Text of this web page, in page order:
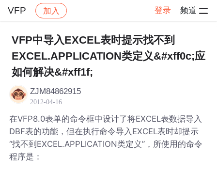
VFP 加入 登录 频道
社区 VFP 帖子详情
VFP中导入EXCEL表时提示找不到
EXCEL.APPLICATION类定义&#xff0c;应
如何解决&#xff1f;
ZJM84862915
2012-04-16
在VFP8.0表单的命令框中设计了将EXCEL表数据导入
DBF表的功能，但在执行命令导入EXCEL表时却提示
“找不到EXCEL.APPLICATION类定义”，所使用的命令
程序是：